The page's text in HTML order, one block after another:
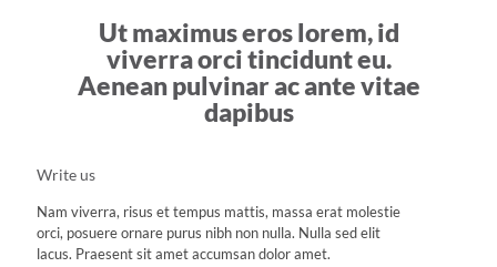
Ut maximus eros lorem, id
viverra orci tincidunt eu.
Aenean pulvinar ac ante vitae
dapibus
Write us
Nam viverra, risus et tempus mattis, massa erat molestie
orci, posuere ornare purus nibh non nulla. Nulla sed elit
lacus. Praesent sit amet accumsan dolor amet.